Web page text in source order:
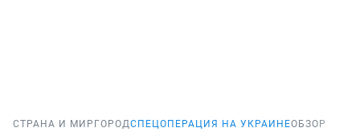
СТРАНА И МИР ГОРОДСПЕЦОПЕРАЦИЯ НА УКРАИНЕОБЗОР